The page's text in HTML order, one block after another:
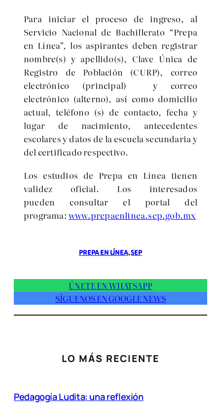
Para iniciar el proceso de ingreso, al
Servicio Nacional de Bachillerato “Prepa
en Línea”, los aspirantes deben registrar
nombre(s) y apellido(s), Clave Única de
Registro de Población (CURP), correo
electrónico (principal)
y correo
electrónico (alterno), así como domicilio
actual, teléfono (s) de contacto, fecha y
lugar de nacimiento, antecedentes
escolares y datos de la escuela secundaria y
del certificado respectivo.
Los estudios de Prepa en Línea tienen
validez oficial. Los interesados
pueden consultar el portal del
programa: www.prepaenlinea.sep.gob.mx
PREPA EN LÍNEA, SEP
ÚNETE EN WHATSAPP
SÍGUENOS EN GOOGLE NEWS
LO MÁS RECIENTE
Pedagogía Ludita: una reflexión